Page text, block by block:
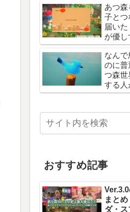
あつ
子とつ
届い
が優
なんで
のに普
つ森世
する人
おすすめ記事
まと
ダ・